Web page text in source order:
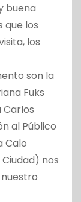
buena
que los
los
son la
Fuks
Carlos
al Público
Calo
nos